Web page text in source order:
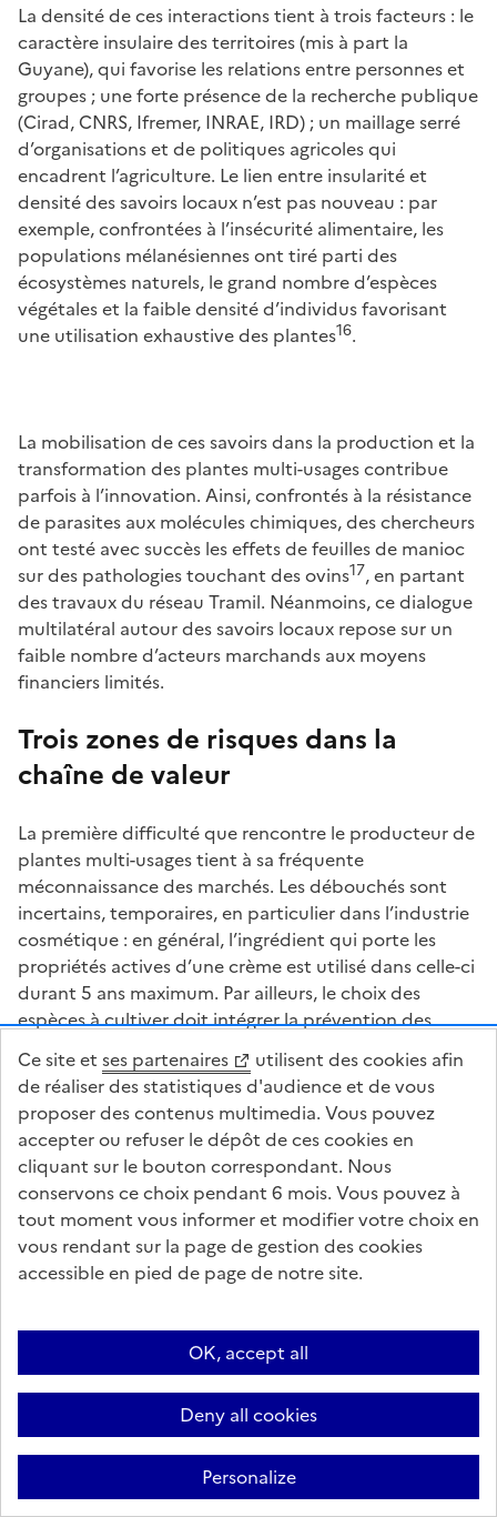
La densité de ces interactions tient à trois facteurs : le
caractère insulaire des territoires (mis à part la
Guyane), qui favorise les relations entre personnes et
groupes ; une forte présence de la recherche publique
(Cirad, CNRS, Ifremer, INRAE, IRD) ; un maillage serré
d’organisations et de politiques agricoles qui
encadrent l’agriculture. Le lien entre insularité et
densité des savoirs locaux n’est pas nouveau : par
exemple, confrontées à l’insécurité alimentaire, les
populations mélanésiennes ont tiré parti des
écosystèmes naturels, le grand nombre d’espèces
végétales et la faible densité d’individus favorisant
une utilisation exhaustive des plantes16.
La mobilisation de ces savoirs dans la production et la
transformation des plantes multi-usages contribue
parfois à l’innovation. Ainsi, confrontés à la résistance
de parasites aux molécules chimiques, des chercheurs
ont testé avec succès les effets de feuilles de manioc
sur des pathologies touchant des ovins17, en partant
des travaux du réseau Tramil. Néanmoins, ce dialogue
multilatéral autour des savoirs locaux repose sur un
faible nombre d’acteurs marchands aux moyens
financiers limités.
Trois zones de risques dans la
chaîne de valeur
La première difficulté que rencontre le producteur de
plantes multi-usages tient à sa fréquente
méconnaissance des marchés. Les débouchés sont
incertains, temporaires, en particulier dans l’industrie
cosmétique : en général, l’ingrédient qui porte les
propriétés actives d’une crème est utilisé dans celle-ci
durant 5 ans maximum. Par ailleurs, le choix des
espèces à cultiver doit intégrer la prévention des
fabricant. Dans ce contexte, l’agriculteur est peu
enclin à prendre des risques avec de nouvelles
productions, et la spécialisation agricole parait
périlleuse.
Un deuxième risque concerne la capacité des
professionnels à approvisionner un donneur d’ordre.
de récolte non-maîtrisées, compromettant ainsi la
formation des matières odorantes.
Enfin, les productions ne sont pas toujours conformes
aux exigences qualitatives des marchés. Les parties
Ce site et ses partenaires
utilisent des cookies afin
de réaliser des statistiques d'audience et de vous
proposer des contenus multimedia. Vous pouvez
accepter ou refuser le dépôt de ces cookies en
cliquant sur le bouton correspondant. Nous
conservons ce choix pendant 6 mois. Vous pouvez à
tout moment vous informer et modifier votre choix en
vous rendant sur la page de gestion des cookies
accessible en pied de page de notre site.
OK, accept all
Deny all cookies
Personalize